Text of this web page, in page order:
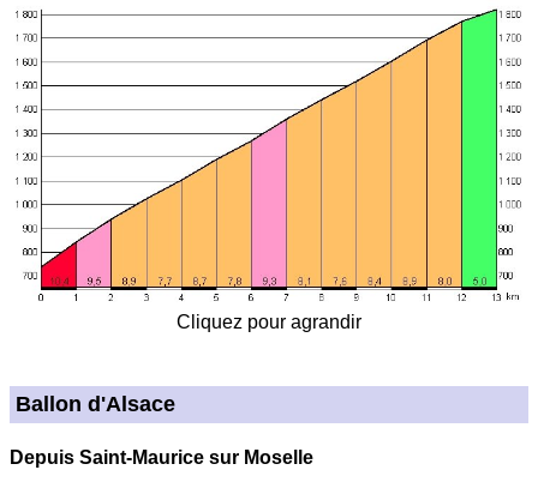
Cliquez pour agrandir
Ballon d'Alsace
Depuis Saint-Maurice sur Moselle